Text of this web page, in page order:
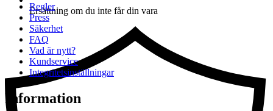
Ersättning om du inte får din vara
Regler
Press
Säkerhet
FAQ
Vad är nytt?
Kundservice
Integritetsinställningar
Information